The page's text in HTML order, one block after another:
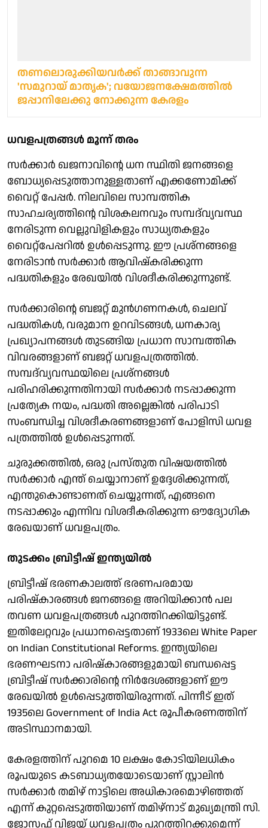
തണലൊരുക്കിയവർക്ക് താങ്ങാവുന്ന
'സമുറായ് മാതൃക'; വയോജനക്ഷേമത്തിൽ
ജപ്പാനിലേക്കു നോക്കുന്ന കേരളം
ധവളപത്രങ്ങൾ മൂന്ന് തരം
സർക്കാർ ഖജനാവിന്റെ ധന സ്ഥിതി ജനങ്ങളെ
ബോധ്യപ്പെടുത്താനുള്ളതാണ് എക്കണോമിക്ക്
വൈറ്റ് പേപ്പർ. നിലവിലെ സാമ്പത്തിക
സാഹചര്യത്തിന്റെ വിശകലനവും സമ്പദ്‌വ്യവസ്ഥ
നേരിടുന്ന വെല്ലുവിളികളും സാധ്യതകളും
വൈറ്റ്പേപ്പറിൽ ഉൾപ്പെടുന്നു. ഈ പ്രശ്നങ്ങളെ
നേരിടാൻ സർക്കാർ ആവിഷ്‌കരിക്കുന്ന
പദ്ധതികളും രേഖയിൽ വിശദീകരിക്കുന്നുണ്ട്.
സർക്കാരിന്റെ ബജറ്റ് മുൻഗണനകൾ, ചെലവ്
പദ്ധതികൾ, വരുമാന ഉറവിടങ്ങൾ, ധനകാര്യ
പ്രഖ്യാപനങ്ങൾ തുടങ്ങിയ പ്രധാന സാമ്പത്തിക
വിവരങ്ങളാണ് ബജറ്റ് ധവളപത്രത്തിൽ.
സമ്പദ്‌വ്യവസ്ഥയിലെ പ്രശ്നങ്ങൾ
പരിഹരിക്കുന്നതിനായി സർക്കാർ നടപ്പാക്കുന്ന
പ്രത്യേക നയം, പദ്ധതി അല്ലെങ്കിൽ പരിപാടി
സംബന്ധിച്ച വിശദീകരണങ്ങളാണ് പോളിസി ധവള
പത്രത്തിൽ ഉൾപ്പെടുന്നത്.
ചുരുക്കത്തിൽ, ഒരു പ്രസ്തുത വിഷയത്തിൽ
സർക്കാർ എന്ത് ചെയ്യാനാണ് ഉദ്ദേശിക്കുന്നത്,
എന്തുകൊണ്ടാണത് ചെയ്യുന്നത്, എങ്ങനെ
നടപ്പാക്കും എന്നിവ വിശദീകരിക്കുന്ന ഔദ്യോഗിക
രേഖയാണ് ധവളപത്രം.
തുടക്കം ബ്രിട്ടീഷ് ഇന്ത്യയിൽ
ബ്രിട്ടീഷ് ഭരണകാലത്ത് ഭരണപരമായ
പരിഷ്കാരങ്ങൾ ജനങ്ങളെ അറിയിക്കാൻ പല
തവണ ധവളപത്രങ്ങൾ പുറത്തിറക്കിയിട്ടുണ്ട്.
ഇതിലേറ്റവും പ്രധാനപ്പെട്ടതാണ് 1933ലെ White Paper
on Indian Constitutional Reforms. ഇന്ത്യയിലെ
ഭരണഘടനാ പരിഷ്കാരങ്ങളുമായി ബന്ധപ്പെട്ട
ബ്രിട്ടീഷ് സർക്കാരിന്റെ നിർദേശങ്ങളാണ് ഈ
രേഖയിൽ ഉൾപ്പെടുത്തിയിരുന്നത്. പിന്നീട് ഇത്
1935ലെ Government of India Act രൂപീകരണത്തിന്
അടിസ്ഥാനമായി.
കേരളത്തിന് പുറമെ 10 ലക്ഷം കോടിയിലധികം
രൂപയുടെ കടബാധ്യതയോടെയാണ് സ്റ്റാലിൻ
സർക്കാർ തമിഴ് നാട്ടിലെ അധികാരമൊഴിഞ്ഞത്
എന്ന് കുറ്റപ്പെടുത്തിയാണ് തമിഴ്‌നാട് മുഖ്യമന്ത്രി സി.
ജോസഫ് വിജയ് ധവളപത്രം പുറത്തിറക്കുമെന്ന്